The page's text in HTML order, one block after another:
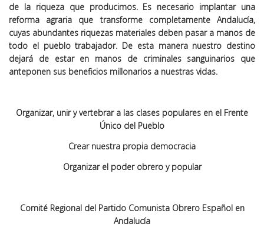
de la riqueza que producimos. Es necesario implantar una
reforma agraria que transforme completamente Andalucía,
cuyas abundantes riquezas materiales deben pasar a manos de
todo el pueblo trabajador. De esta manera nuestro destino
dejará de estar en manos de criminales sanguinarios que
anteponen sus beneficios millonarios a nuestras vidas.
Organizar, unir y vertebrar a las clases populares en el Frente
Único del Pueblo
Crear nuestra propia democracia
Organizar el poder obrero y popular
Comité Regional del Partido Comunista Obrero Español en
Andalucía